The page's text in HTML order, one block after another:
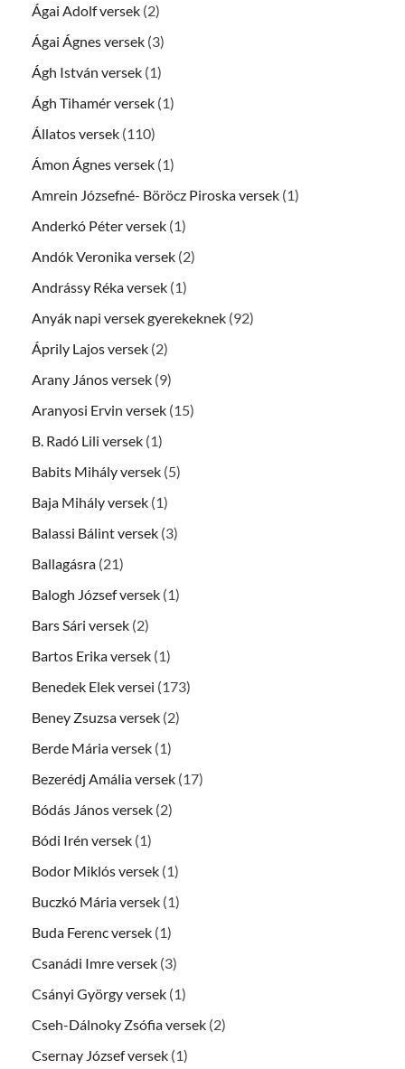
Ágai Adolf versek (2)
Ágai Ágnes versek (3)
Ágh István versek (1)
Ágh Tihamér versek (1)
Állatos versek (110)
Ámon Ágnes versek (1)
Amrein Józsefné- Böröcz Piroska versek (1)
Anderkó Péter versek (1)
Andók Veronika versek (2)
Andrássy Réka versek (1)
Anyák napi versek gyerekeknek (92)
Áprily Lajos versek (2)
Arany János versek (9)
Aranyosi Ervin versek (15)
B. Radó Lili versek (1)
Babits Mihály versek (5)
Baja Mihály versek (1)
Balassi Bálint versek (3)
Ballagásra (21)
Balogh József versek (1)
Bars Sári versek (2)
Bartos Erika versek (1)
Benedek Elek versei (173)
Beney Zsuzsa versek (2)
Berde Mária versek (1)
Bezerédj Amália versek (17)
Bódás János versek (2)
Bódi Irén versek (1)
Bodor Miklós versek (1)
Buczkó Mária versek (1)
Buda Ferenc versek (1)
Csanádi Imre versek (3)
Csányi György versek (1)
Cseh-Dálnoky Zsófia versek (2)
Csernay József versek (1)